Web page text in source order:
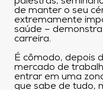
de manter o seu
extremamente
saúde –
carreira.
É cômodo, depois
mercado de
entrar em uma
que sabe de tudo,